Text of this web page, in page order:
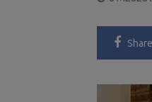
Share